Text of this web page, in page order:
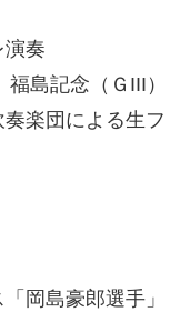
演奏
島記念（ＧIII）
楽団による生フ
岡島豪郎選手」